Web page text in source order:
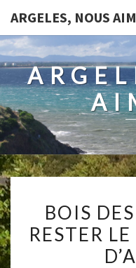
ARGELES, NOUS
BOIS
RESTER